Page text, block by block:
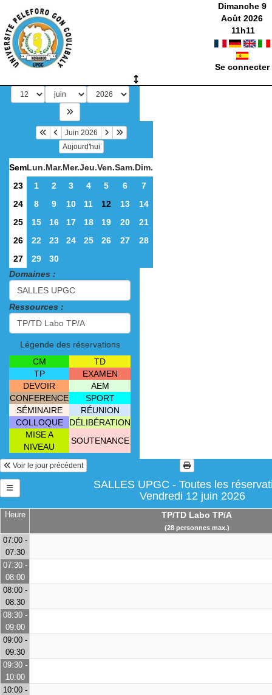
Dimanche 9
Août 2026
11h11
Se connecter
Juin 2026
Aujourd'hui
SemLun.Mar.Mer.Jeu.Ven.Sam.Dim.
23
1 2 3 4 5 6
7
24
8 9 10 11 12 13
14
25
15 16 17 18 19 20
21
26
22 23 24 25 26 27
28
27
29
30
Domaines :
Ressources :
Légende des réservations
CM
TD
TP
EXAMEN
DEVOIR
AEM
CONFERENCE
SPORT
SÉMINAIRE
RÉUNION
COLLOQUE
DÉLIBÉRATION
MISE A
NIVEAU
SOUTENANCE
Voir le jour précédent
SALLES UPGC - Toutes les
Vendredi 12 juin 2026
Heure TP/TD Labo TP/A
(28 personnes max.)
07:00 -
07:30
07:30 -
08:00
08:00 -
08:30
08:30 -
09:00
09:00 -
09:30
09:30 -
10:00
10:00 -